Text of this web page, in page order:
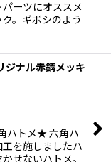
ーツにオススメ
。ギボシのよう
ナル赤錆メッキ
ハトメ★ 六角ハ
工を施しましたハ
せないハトメ。